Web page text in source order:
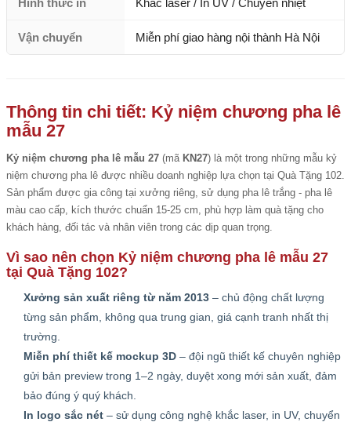
Hình thức in Khắc laser / In UV / Chuyển nhiệt
Vận chuyển Miễn phí giao hàng nội thành Hà Nội
Thông tin chi tiết: Kỷ niệm chương pha lê
mẫu 27
Kỷ niệm chương pha lê mẫu 27 (mã KN27) là một trong những mẫu kỷ
niệm chương pha lê được nhiều doanh nghiệp lựa chọn tại Quà Tặng 102.
Sản phẩm được gia công tại xưởng riêng, sử dụng pha lê trắng - pha lê
màu cao cấp, kích thước chuẩn 15-25 cm, phù hợp làm quà tặng cho
khách hàng, đối tác và nhân viên trong các dịp quan trọng.
Vì sao nên chọn Kỷ niệm chương pha lê mẫu 27
tại Quà Tặng 102?
Xưởng sản xuất riêng từ năm 2013 – chủ động chất lượng
từng sản phẩm, không qua trung gian, giá cạnh tranh nhất thị
trường.
Miễn phí thiết kế mockup 3D – đội ngũ thiết kế chuyên nghiệp
gửi bản preview trong 1–2 ngày, duyệt xong mới sản xuất, đảm
bảo đúng ý quý khách.
In logo sắc nét – sử dụng công nghệ khắc laser, in UV, chuyển